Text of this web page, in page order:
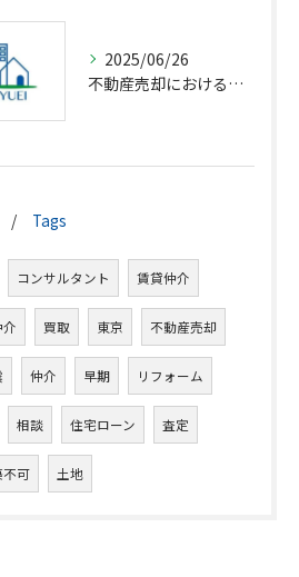
2025/06/26
不動産売却における仲介の基礎知識
Tags
コンサルタント 賃貸仲介
買取 東京 不動産売却
仲介 早期 リフォーム
相談 住宅ローン 査定
不可 土地